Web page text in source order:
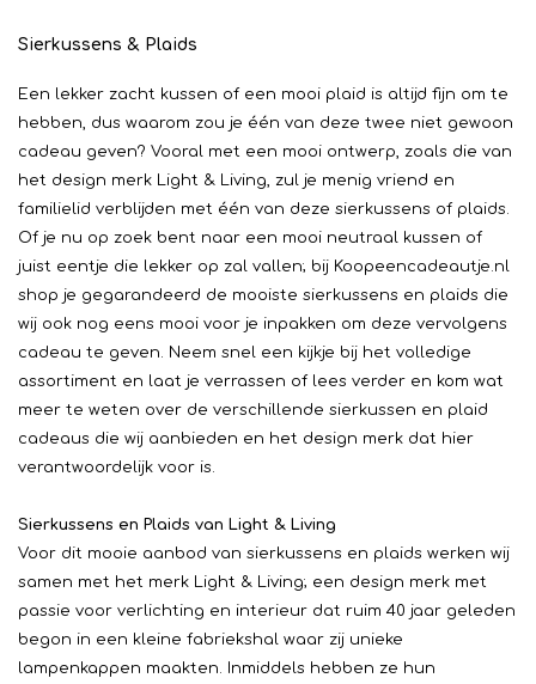
Sierkussens & Plaids
Een lekker zacht kussen of een mooi plaid is altijd fijn om te
hebben, dus waarom zou je één van deze twee niet gewoon
cadeau geven? Vooral met een mooi ontwerp, zoals die van
het design merk Light & Living, zul je menig vriend en
familielid verblijden met één van deze sierkussens of plaids.
Of je nu op zoek bent naar een mooi neutraal kussen of
juist eentje die lekker op zal vallen; bij Koopeencadeautje.nl
shop je gegarandeerd de mooiste sierkussens en plaids die
wij ook nog eens mooi voor je inpakken om deze vervolgens
cadeau te geven. Neem snel een kijkje bij het volledige
assortiment en laat je verrassen of lees verder en kom wat
meer te weten over de verschillende sierkussen en plaid
cadeaus die wij aanbieden en het design merk dat hier
verantwoordelijk voor is.
Sierkussens en Plaids van Light & Living
Voor dit mooie aanbod van sierkussens en plaids werken wij
samen met het merk Light & Living; een design merk met
passie voor verlichting en interieur dat ruim 40 jaar geleden
begon in een kleine fabriekshal waar zij unieke
lampenkappen maakten. Inmiddels hebben ze hun